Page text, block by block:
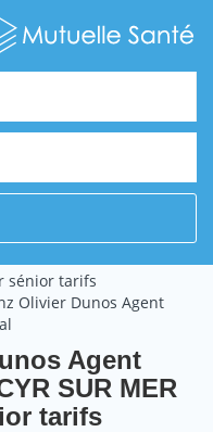
sénior tarifs
Olivier Dunos Agent
Agent
SUR MER
tarifs